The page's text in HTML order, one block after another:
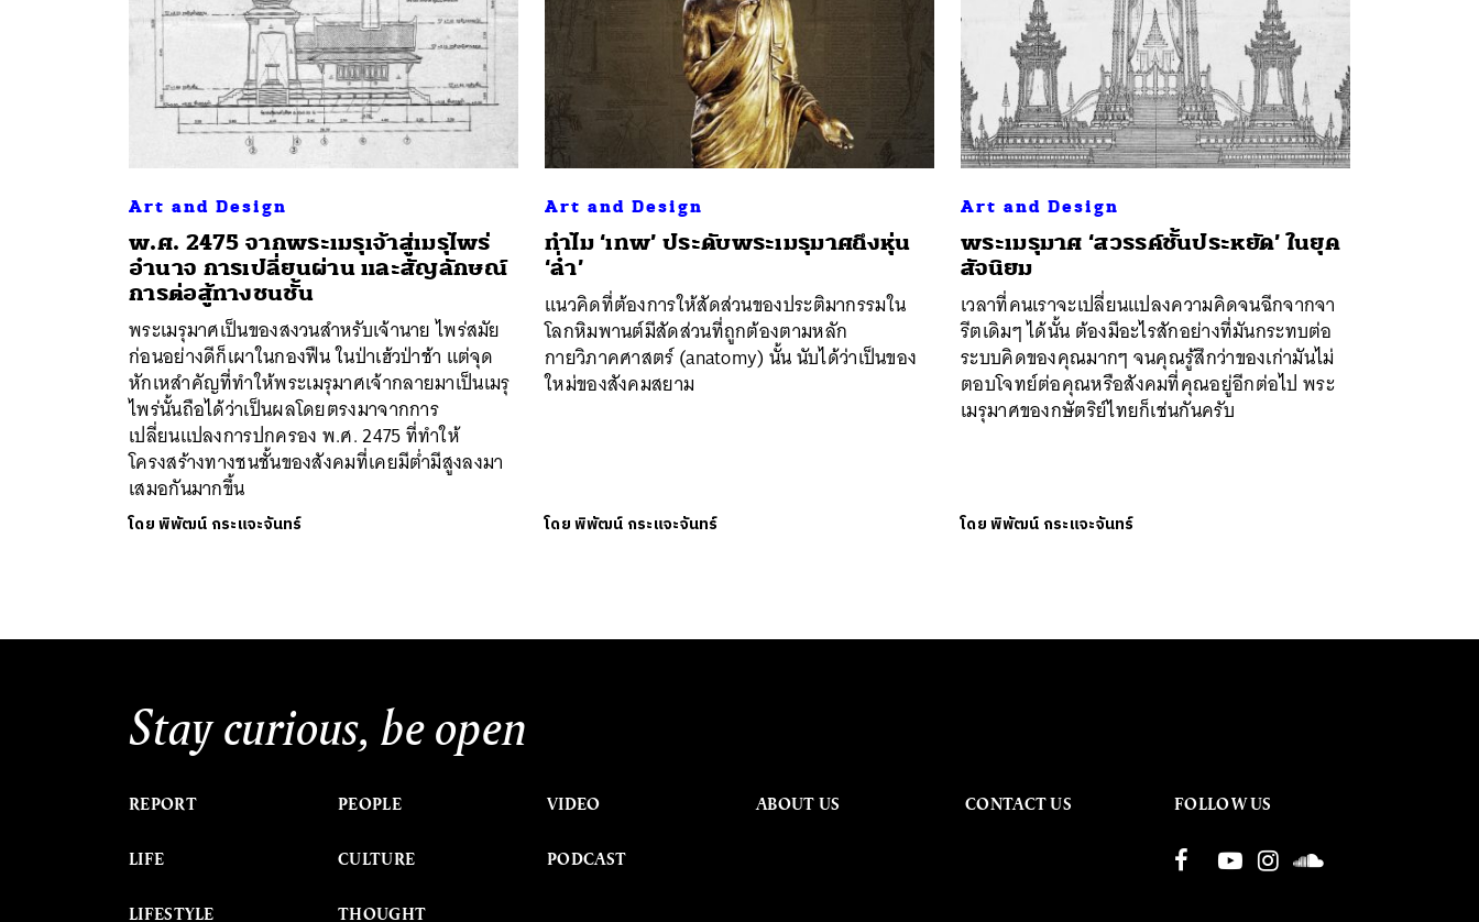
Art and Design
พ.ศ. 2475 จากพระเมรุเจ้าสู่เมรุไพร่
อำนาจ การเปลี่ยนผ่าน และสัญลักษณ์
การต่อสู้ทางชนชั้น
พระเมรุมาศเป็นของสงวนสำหรับเจ้านาย ไพร่สมัย
ก่อนอย่างดีก็เผาในกองฟืน ในป่าเฮ้วป่าช้า แต่จุด
หักเหสำคัญที่ทำให้พระเมรุมาศเจ้ากลายมาเป็นเมรุ
ไพร่นั้นถือได้ว่าเป็นผลโดยตรงมาจากการ
เปลี่ยนแปลงการปกครอง พ.ศ. 2475 ที่ทำให้
โครงสร้างทางชนชั้นของสังคมที่เคยมีต่ำมีสูงลงมา
เสมอกันมากขึ้น
โดยพิพัฒน์ กระแจะจันทร์
Art and Design
ทำไม ‘เทพ’ ประดับพระเมรุมาศถึงหุ่น
‘ล่ำ’
แนวคิดที่ต้องการให้สัดส่วนของประติมากรรมใน
โลกหิมพานต์มีสัดส่วนที่ถูกต้องตามหลัก
กายวิภาคศาสตร์ (anatomy) นั้น นับได้ว่าเป็นของ
ใหม่ของสังคมสยาม
โดยพิพัฒน์ กระแจะจันทร์
Art and Design
พระเมรุมาศ ‘สวรรค์ชั้นประหยัด’ ในยุค
สัจนิยม
เวลาที่คนเราจะเปลี่ยนแปลงความคิดจนฉีกจากจา
รีตเดิมๆ ได้นั้น ต้องมีอะไรสักอย่างที่มันกระทบต่อ
ระบบคิดของคุณมากๆ จนคุณรู้สึกว่าของเก่ามันไม่
ตอบโจทย์ต่อคุณหรือสังคมที่คุณอยู่อีกต่อไป พระ
เมรุมาศของกษัตริย์ไทยก็เช่นกันครับ
โดยพิพัฒน์ กระแจะจันทร์
Stay curious, be open
REPORT
LIFE
LIFESTYLE
PEOPLE
CULTURE
THOUGHT
VIDEO
PODCAST
ABOUT US CONTACT US FOLLOW US
SHARE TWEET LINE EMAIL